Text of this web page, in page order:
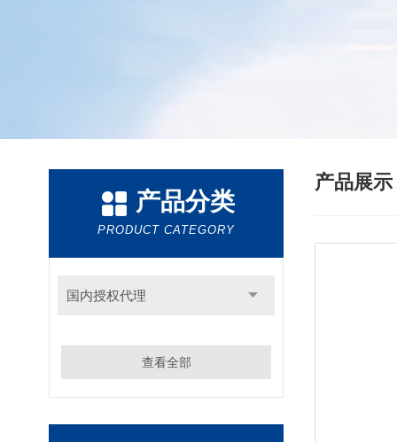
产品分类
PRODUCT CATEGORY
国内授权代理
查看全部
产品展示